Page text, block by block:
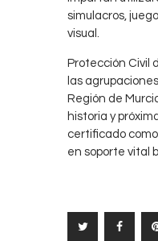
simulacros,
visual.
Protección Civil
las
Región de
historia y
certificado
en soporte vital